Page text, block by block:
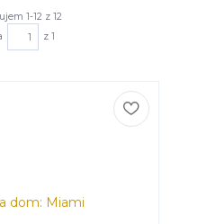
1-12 z 12
z 1